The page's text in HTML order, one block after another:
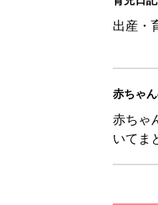
出産・
赤ちゃ
赤ちゃ
いてま